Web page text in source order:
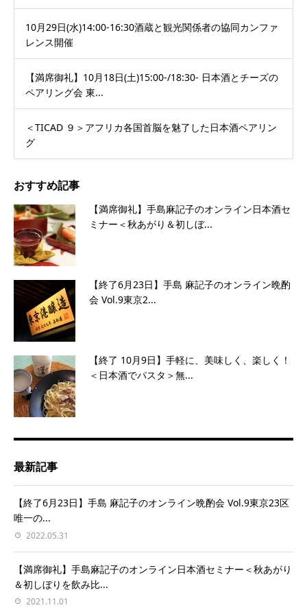
10月29日(水)14:00-16:30酒蔵と観光関係者の協同カンファ
レンス開催
【満席御礼】10月18日(土)15:00-/18:30- 日本酒とチーズの
ペアリング会 東...
＜TICAD ９＞アフリカ各国首脳を魅了した日本酒ペアリン
グ
おすすめ記事
【満席御礼】手島麻記子のオンライン日本酒セ
ミナー＜秋あがり＆初しぼ...
【終了6月23日】手島 麻記子のオンライン晩酌
会 Vol.9東京2...
【終了 10月9日】手軽に、美味しく、楽しく！
＜日本酒でパスタ＞無...
最新記事
【終了6月23日】手島 麻記子のオンライン晩酌会 Vol.9東京23区
唯一の...
2022.05.31
【満席御礼】手島麻記子のオンライン日本酒セミナー＜秋あがり
＆初しぼりを飲み比...
2021.11.01